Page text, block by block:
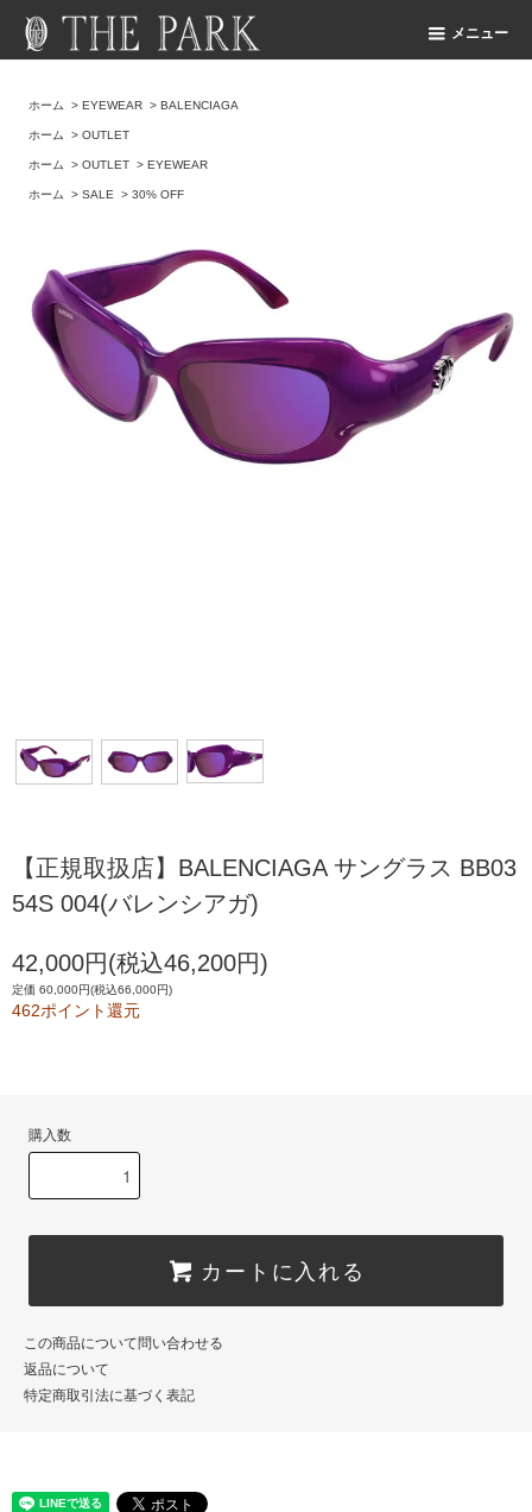
メニュー
ホーム >EYEWEAR >BALENCIAGA
ホーム >OUTLET
ホーム >OUTLET >EYEWEAR
ホーム >SALE >30% OFF
【正規取扱店】BALENCIAGA サングラス BB03
54S 004(バレンシアガ)
42,000円(税込46,200円)
定価 60,000円(税込66,000円)
462ポイント還元
購入数
カートに入れる
この商品について問い合わせる
返品について
特定商取引法に基づく表記